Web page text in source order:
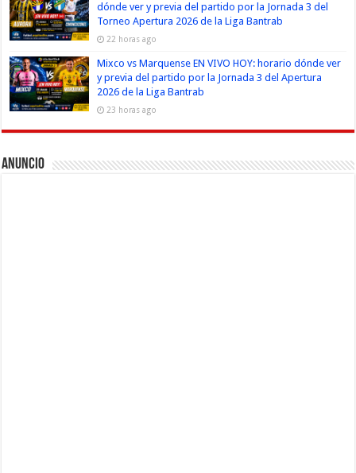
dónde ver y previa del partido por la Jornada 3 del
Torneo Apertura 2026 de la Liga Bantrab
22 horas ago
Mixco vs Marquense EN VIVO HOY: horario dónde ver
y previa del partido por la Jornada 3 del Apertura
2026 de la Liga Bantrab
23 horas ago
Anuncio